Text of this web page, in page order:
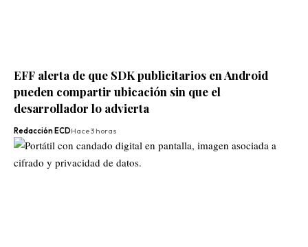
EFF alerta de que SDK publicitarios en Android
pueden compartir ubicación sin que el
desarrollador lo advierta
Redacción ECDHace 3 horas